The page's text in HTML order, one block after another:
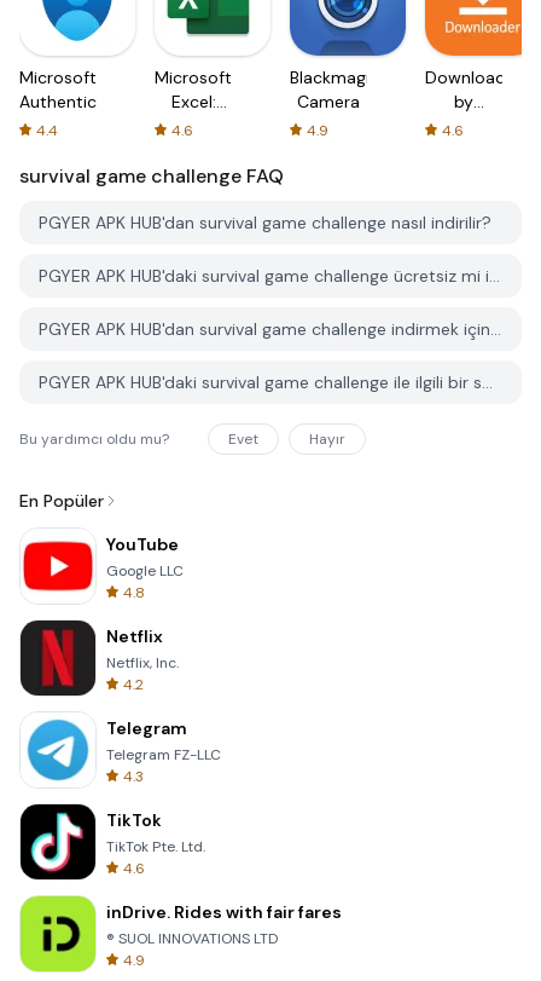
Microsoft
Authenticator
4.4
Microsoft
Excel:
Spreadsheets
4.6
Blackmagic
Camera
4.9
Downloader
by
AFTVnews
4.6
survival game challenge FAQ
PGYER APK HUB'dan survival game challenge nasıl indirilir?
PGYER APK HUB'daki survival game challenge ücretsiz mi indirilebilir?
PGYER APK HUB'dan survival game challenge indirmek için bir hesaba ihtiyacım var mı?
PGYER APK HUB'daki survival game challenge ile ilgili bir sorunu nasıl bildirebilirim?
Bu yardımcı oldu mu? Evet Hayır
En Popüler
YouTube
Google LLC
4.8
Netflix
Netflix, Inc.
4.2
Telegram
Telegram FZ-LLC
4.3
TikTok
TikTok Pte. Ltd.
4.6
inDrive. Rides with fair fares
® SUOL INNOVATIONS LTD
4.9